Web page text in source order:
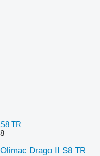
S8 TR
8
Olimac Drago II S8 TR